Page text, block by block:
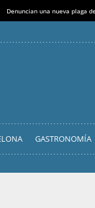
Denuncian una nueva plaga
GASTRONOMÍA